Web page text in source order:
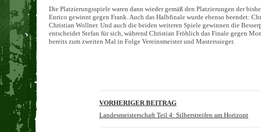
Die Platzierungsspiele waren dann wieder gemäß den Platzierungen der
Enrico gewinnt gegen Frank. Auch das Halbfinale wurde ebenso beendet:
Christian Wollner. Und auch die beiden weiteren Spiele gewinnen die
entscheidet Stefan für sich, während Christian Fröhlich das Finale gegen
bereits zum zweiten Mal in Folge Vereinsmeister und Masterssieger.
Beitragsnavigation
VORHERIGER BEITRAG
Landesmeisterschaft Teil 4: Silberstreifen am Horizont